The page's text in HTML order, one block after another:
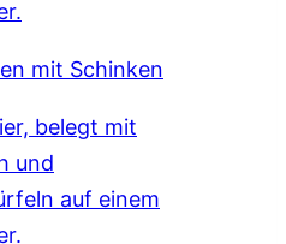
mit Schinken